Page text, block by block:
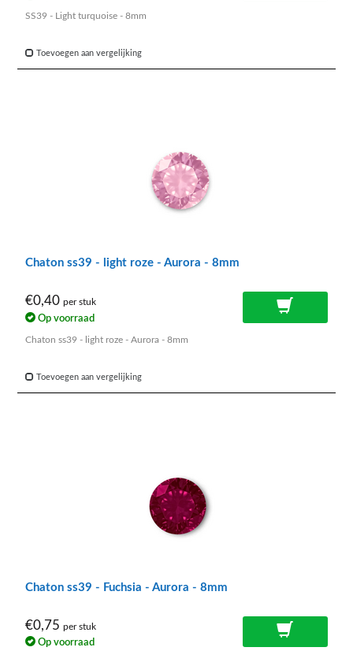
SS39 - Light turquoise - 8mm
Toevoegen aan vergelijking
Chaton ss39 - light roze - Aurora - 8mm
€0,40 per stuk
Op voorraad
Chaton ss39 - light roze - Aurora - 8mm
Toevoegen aan vergelijking
Chaton ss39 - Fuchsia - Aurora - 8mm
€0,75 per stuk
Op voorraad